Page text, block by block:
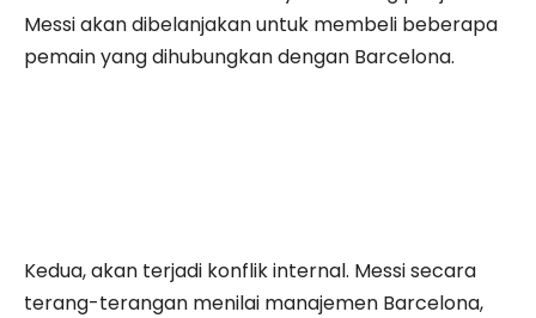
Messi akan dibelanjakan untuk membeli beberapa
pemain yang dihubungkan dengan Barcelona.
Kedua, akan terjadi konflik internal. Messi secara
terang-terangan menilai manajemen Barcelona,